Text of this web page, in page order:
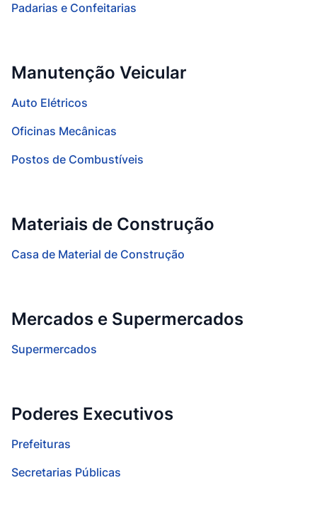
Padarias e Confeitarias
Manutenção Veicular
Auto Elétricos
Oficinas Mecânicas
Postos de Combustíveis
Materiais de Construção
Casa de Material de Construção
Mercados e Supermercados
Supermercados
Poderes Executivos
Prefeituras
Secretarias Públicas